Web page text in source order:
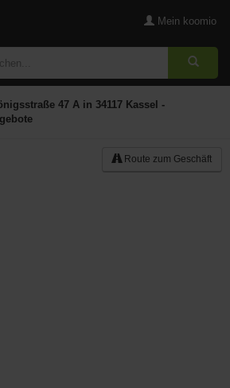
Mein koomio
47 A in 34117 Kassel -
Route zum Geschäft